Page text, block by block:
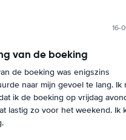
16-
van de boeking
de boeking was enigszins
naar mijn gevoel te lang. Ik
ik de boeking op vrijdag
lastig zo voor het weekend. Ik